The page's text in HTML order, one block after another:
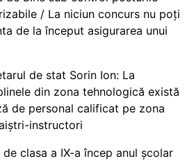
/ La niciun concurs nu poți
de la început asigurarea unui
de stat Sorin Ion: La
din zona tehnologică există
de personal calificat pe zona
instructori
de clasa a IX-a încep anul școlar